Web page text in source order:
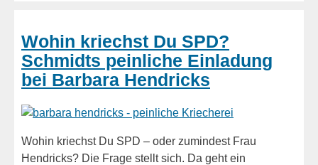
Wohin kriechst Du SPD?
Schmidts peinliche Einladung
bei Barbara Hendricks
Wohin kriechst Du SPD – oder zumindest Frau
Hendricks? Die Frage stellt sich. Da geht ein